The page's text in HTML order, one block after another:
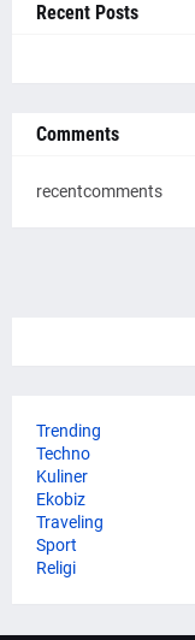
Recent Posts
Comments
recentcomments
Trending
Techno
Kuliner
Ekobiz
Traveling
Sport
Religi